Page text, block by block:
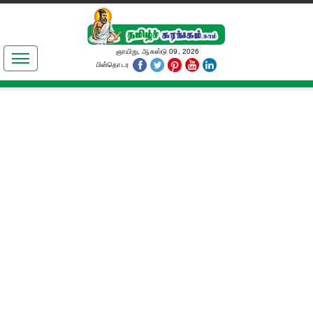
இலக்கியங்கள்
தமிழ் உலகம்
ஞாயிறு, ஆகஸ்டு 09, 2026
பின்தொடர